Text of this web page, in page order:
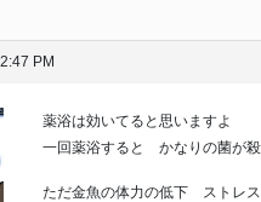
PM
薬浴は効いてると思いますよ
一回薬浴すると かなりの菌が
ただ金魚の体力の低下 ストレ